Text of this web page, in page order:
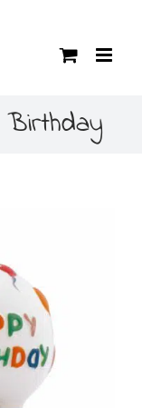
Birthday